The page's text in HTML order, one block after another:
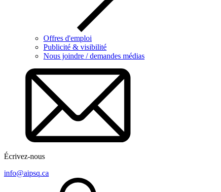
Offres d'emploi
Publicité & visibilité
Nous joindre / demandes médias
Écrivez-nous
info@aipsq.ca